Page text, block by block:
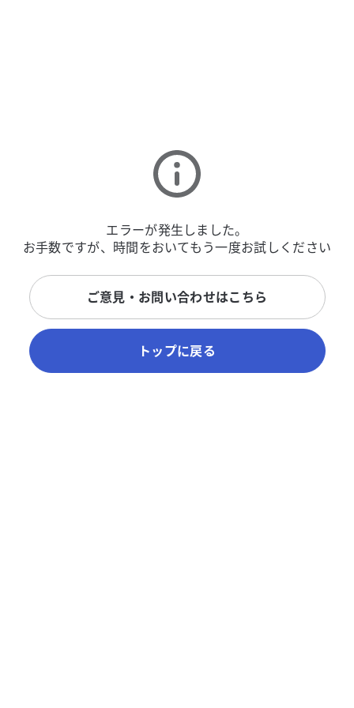
エラーが発生しました。
お手数ですが、時間をおいてもう一度お試しください
ご意見・お問い合わせはこちら
トップに戻る